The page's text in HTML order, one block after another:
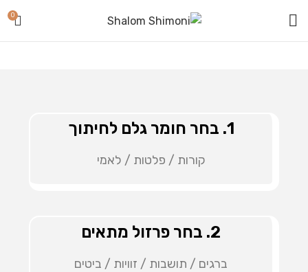
0
1. בחר חומר גלם לחיתוך
קורות / פלטות / לאמי
2. בחר פרזול מתאים
ברגים / תושבות / זוויות / ביטים